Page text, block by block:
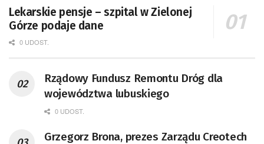
Lekarskie pensje – szpital w Zielonej
Górze podaje dane
0 UDOST.
Rządowy Fundusz Remontu Dróg dla
województwa lubuskiego
0 UDOST.
Grzegorz Brona, prezes Zarządu Creotech